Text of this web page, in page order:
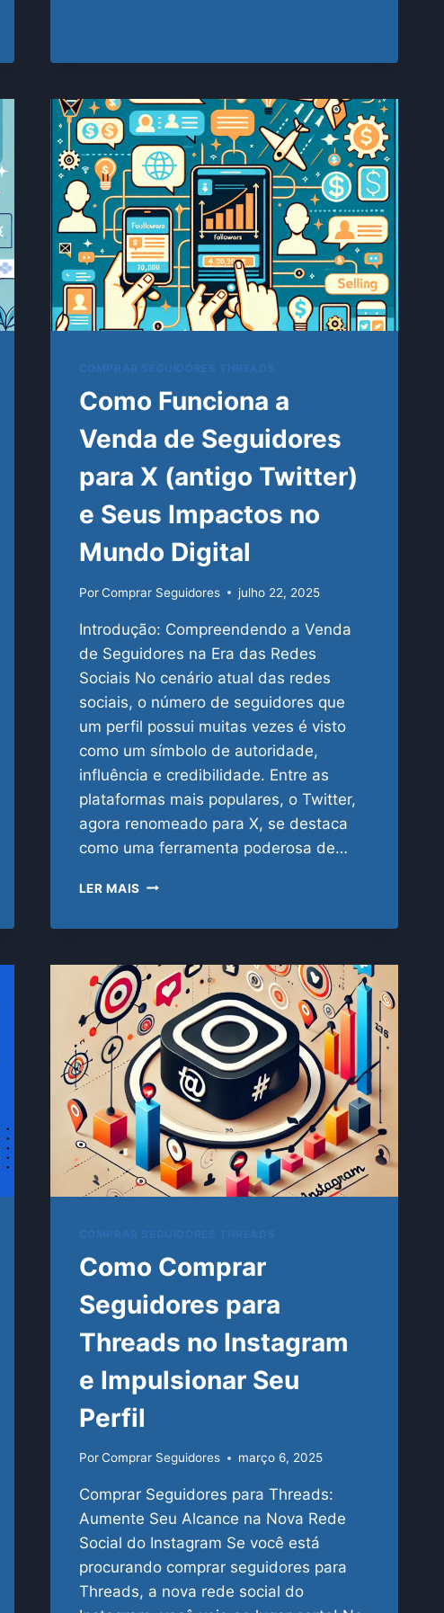
COM
ESTRATÉGIA
Como Funciona a
Venda de Seguidores
para X (antigo Twitter)
e Seus Impactos no
Mundo Digital
Por Comprar Seguidores julho 22, 2025
Introdução: Compreendendo a Venda
de Seguidores na Era das Redes
Sociais No cenário atual das redes
sociais, o número de seguidores que
um perfil possui muitas vezes é visto
como um símbolo de autoridade,
influência e credibilidade. Entre as
plataformas mais populares, o Twitter,
agora renomeado para X, se destaca
como uma ferramenta poderosa de…
LER MAIS COMO
SEGUIDORES
PARA
X
(ANTIGO
TWITTER)
E
SEUS
IMPACTOS
NO
MUNDO
DIGITAL
Como Comprar
Seguidores para
Threads no Instagram
e Impulsionar Seu
Perfil
Por Comprar Seguidores março 6, 2025
Comprar Seguidores para Threads:
Aumente Seu Alcance na Nova Rede
Social do Instagram Se você está
procurando comprar seguidores para
Threads, a nova rede social do